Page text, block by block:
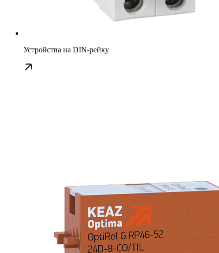
Устройства на DIN-рейку